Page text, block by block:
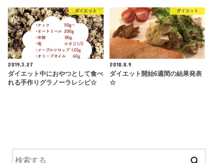
ダイエット
2019.3.27
ダイエット中におやつとして食べ
れる手作りグラノーラレシピ☆
ダイエット
2018.8.9
ダイエット開始6週間の結果発表
☆